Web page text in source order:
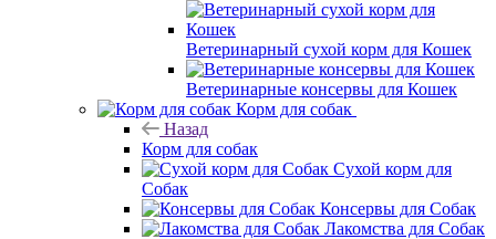
Ветеринарный сухой корм для Кошек
Ветеринарные консервы для Кошек
Корм для собак
Назад
Корм для собак
Сухой корм для
Собак
Консервы для Собак
Лакомства для Собак